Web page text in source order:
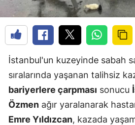
İstanbul'un kuzeyinde sabah
sıralarında yaşanan talihsiz
bariyerlere çarpması sonucu
Özmen ağır yaralanarak
Emre Yıldızcan, kazada